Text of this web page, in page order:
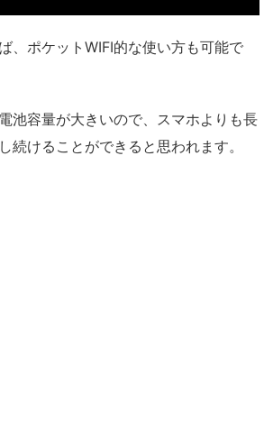
、ポケットWIFI的な使い方も可能で
池容量が大きいので、スマホよりも長
続けることができると思われます。